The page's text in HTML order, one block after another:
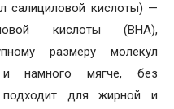
салициловой кислоты) —
кислоты (BHA),
размеру молекул
и намного мягче, без
подходит для жирной и